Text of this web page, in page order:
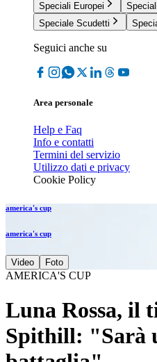
Speciali Europei
Speciale Scudetti
Seguici anche su
Area personale
Help e Faq
Info e contatti
Termini del servizio
Utilizzo dati e privacy
Cookie Policy
america's cup
america's cup
Video Foto
AMERICA'S CUP
Luna Rossa, il
Spithill: "Sarà